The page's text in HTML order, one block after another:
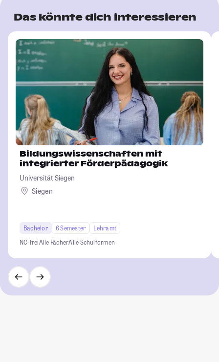
Das könnte dich interessieren
Bildungswissenschaften mit
integrierter Förderpädagogik
Universität Siegen
Siegen
Bachelor 6 Semester
Lehramt
NC-freiAlle FächerAlle Schulformen